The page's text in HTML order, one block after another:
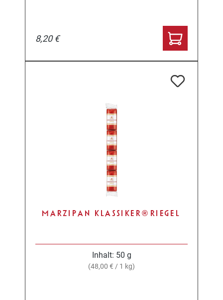
8,20 €
MARZIPAN KLASSIKER® RIEGEL
Inhalt: 50 g
(48,00 € / 1 kg)